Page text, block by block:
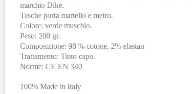
marchio Dike.
Tasche porta martello e metro.
Colore: verde muschio.
Peso: 200 gr.
Composizione: 98 % cotone, 2% elastan
Trattamento: Tinto capo.
Norme: CE EN 340
100% Made in Italy